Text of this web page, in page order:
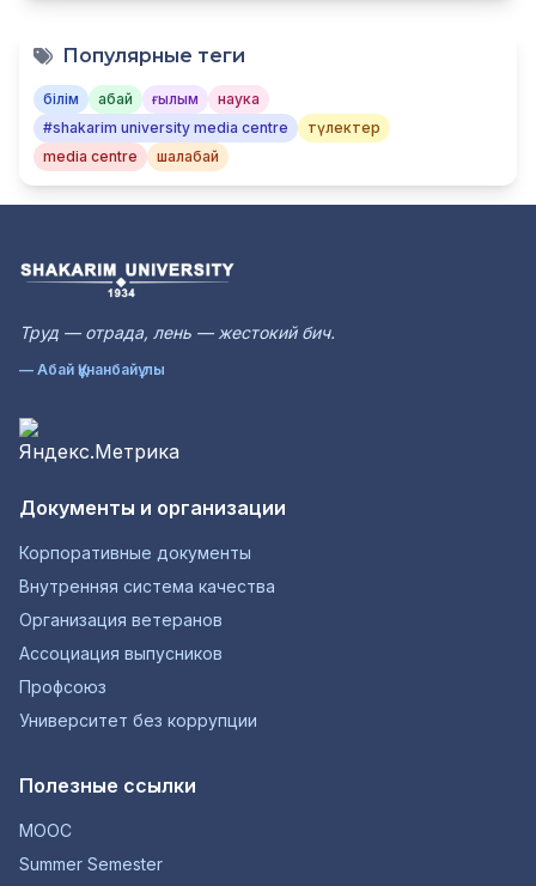
Популярные теги
білім абай ғылым
наука
#shakarim university media centre
түлектер
media centre
шалабай
Труд — отрада, лень — жестокий бич.
— Абай Құнанбайұлы
Документы и организации
Корпоративные документы
Внутренняя система качества
Организация ветеранов
Ассоциация выпусников
Профсоюз
Университет без коррупции
Полезные ссылки
MOOC
Summer Semester